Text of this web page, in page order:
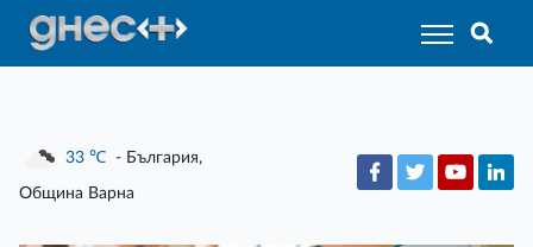
33 ℃ - България,
Община Варна